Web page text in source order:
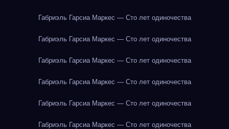
Габриэль Гарсиа Маркес — Сто лет одиночества
Габриэль Гарсиа Маркес — Сто лет одиночества
Габриэль Гарсиа Маркес — Сто лет одиночества
Габриэль Гарсиа Маркес — Сто лет одиночества
Габриэль Гарсиа Маркес — Сто лет одиночества
Габриэль Гарсиа Маркес — Сто лет одиночества